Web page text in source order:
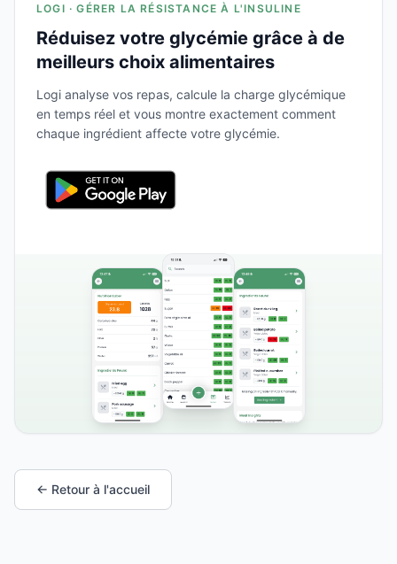
LOGI · GÉRER LA RÉSISTANCE À L'INSULINE
Réduisez votre glycémie grâce à de
meilleurs choix alimentaires
Logi analyse vos repas, calcule la charge glycémique
en temps réel et vous montre exactement comment
chaque ingrédient affecte votre glycémie.
← Retour à l'accueil